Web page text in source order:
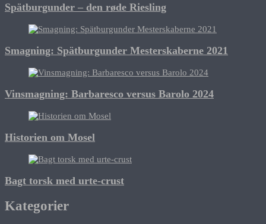
Spätburgunder – den røde Riesling
Smagning: Spätburgunder Mesterskaberne 2021
Vinsmagning: Barbaresco versus Barolo 2024
Historien om Mosel
Bagt torsk med urte-crust
Kategorier